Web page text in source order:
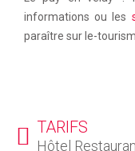
informations ou les
paraître sur le-
TARIFS
Hôtel